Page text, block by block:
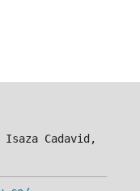
Isaza Cadavid,